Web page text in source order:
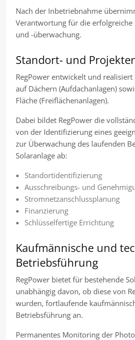
Nach der Inbetriebnahme
Verantwortung für die
und -überwachung.
Standort- und
RegPower entwickelt und
auf Dächern (Aufdachanlagen)
Fläche (Freiflächenanlagen).
Dabei bildet RegPower die
von der Identifizierung eines
zur Überwachung des laufenden
Solaranlage ab:
Standortidentifizierung
Ausschreibungs- und
Stromnetzanschlussplanung
Finanzierung
Schlüsselfertige Errichtung
Kaufmännische und
Betriebsführung
RegPower bietet für bestehende
unabhängig davon, ob diese von
wurden, fortlaufende
Betriebsführung an.
Permanentes Monitoring der